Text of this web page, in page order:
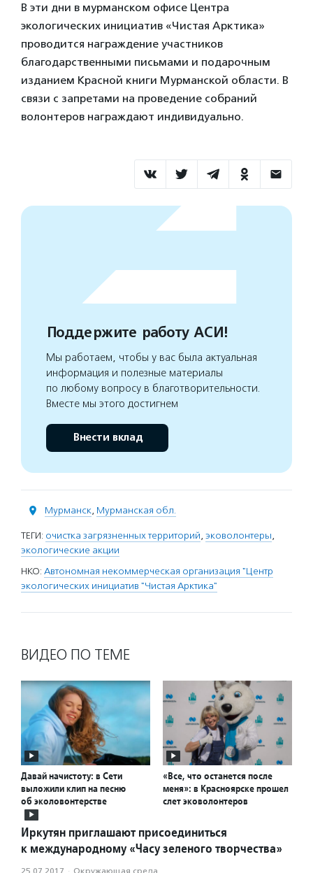
В эти дни в мурманском офисе Центра
экологических инициатив «Чистая Арктика»
проводится награждение участников
благодарственными письмами и подарочным
изданием Красной книги Мурманской области. В
связи с запретами на проведение собраний
волонтеров награждают индивидуально.
Поддержите работу АСИ!
Мы работаем, чтобы у вас была актуальная
информация и полезные материалы
по любому вопросу в благотворительности.
Вместе мы этого достигнем
Внести вклад
Мурманск, Мурманская обл.
ТЕГИ: очистка загрязненных территорий, эковолонтеры,
экологические акции
НКО: Автономная некоммерческая организация "Центр
экологических инициатив "Чистая Арктика"
ВИДЕО ПО ТЕМЕ
Давай начистоту: в Сети
выложили клип на песню
об эколовонтерстве
«Все, что останется после
меня»: в Красноярске прошел
слет эковолонтеров
Иркутян приглашают присоединиться
к международному «Часу зеленого творчества»
25.07.2017 · Окружающая среда